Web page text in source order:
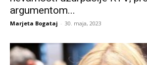
argumentom...
Marjeta Bogataj - 30. maja, 2023